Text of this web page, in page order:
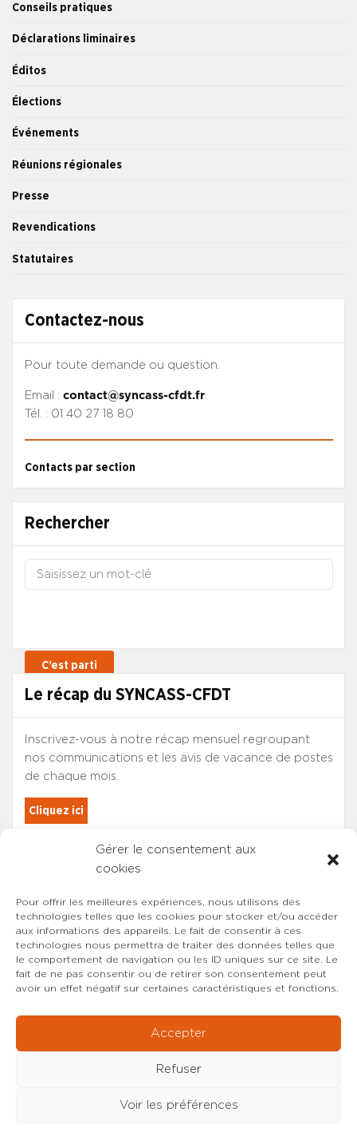
Gérer le consentement aux
cookies
Pour offrir les meilleures expériences, nous utilisons des
technologies telles que les cookies pour stocker et/ou accéder
aux informations des appareils. Le fait de consentir à ces
technologies nous permettra de traiter des données telles que
le comportement de navigation ou les ID uniques sur ce site. Le
fait de ne pas consentir ou de retirer son consentement peut
avoir un effet négatif sur certaines caractéristiques et fonctions.
Accepter
Refuser
Voir les préférences
Conseils pratiques
Déclarations liminaires
Éditos
Élections
Événements
Réunions régionales
Presse
Revendications
Statutaires
Contactez-nous
Pour toute demande ou question.
Email : contact@syncass-cfdt.fr
Tél. : 01 40 27 18 80
Contacts par section
Rechercher
Le récap du SYNCASS-CFDT
Inscrivez-vous à notre récap mensuel regroupant
nos communications et les avis de vacance de postes
de chaque mois.
Cliquez ici
Les adhérents du SYNCASS-CFDT
sont automatiquement inscrits.